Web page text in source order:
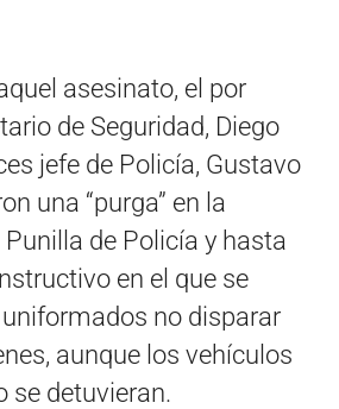
asesinato, el por
de Seguridad, Diego
jefe de Policía, Gustavo
una “purga” en la
de Policía y hasta
en el que se
no disparar
aunque los vehículos
se detuvieran.